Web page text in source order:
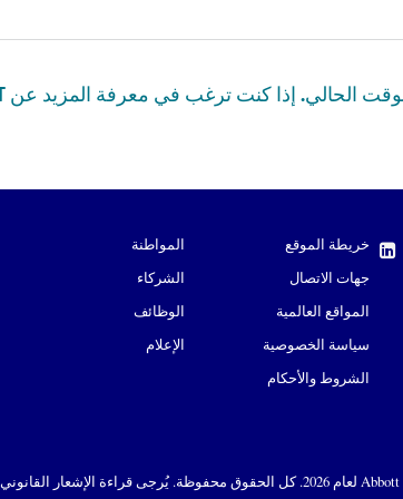
خريطة الموقع
جهات الاتصال
المواقع العالمية
سياسة الخصوصية
الشروط والأحكام
المواطنة
الشركاء
الوظائف
الإعلام